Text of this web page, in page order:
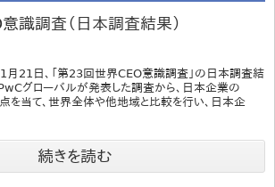
識調査（日本調査結果）
21日、「第23回世界CEO意識調査」の日本調査結
グローバルが発表した調査から、日本企業の
当て、世界全体や他地域と比較を行い、日本企
続きを読む